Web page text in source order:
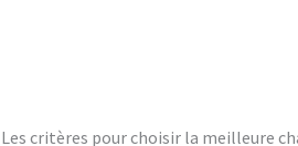
Les critères pour choisir la meilleure